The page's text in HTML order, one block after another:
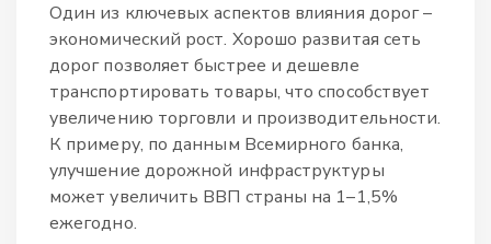
Один из ключевых аспектов влияния дорог –
экономический рост. Хорошо развитая сеть
дорог позволяет быстрее и дешевле
транспортировать товары, что способствует
увеличению торговли и производительности.
К примеру, по данным Всемирного банка,
улучшение дорожной инфраструктуры
может увеличить ВВП страны на 1–1,5%
ежегодно.